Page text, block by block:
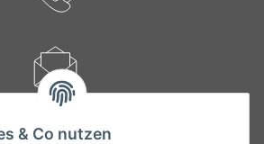
& Co nutzen